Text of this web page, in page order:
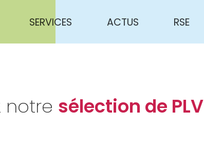
SERVICES ACTUS RSE
notre sélection de PLV